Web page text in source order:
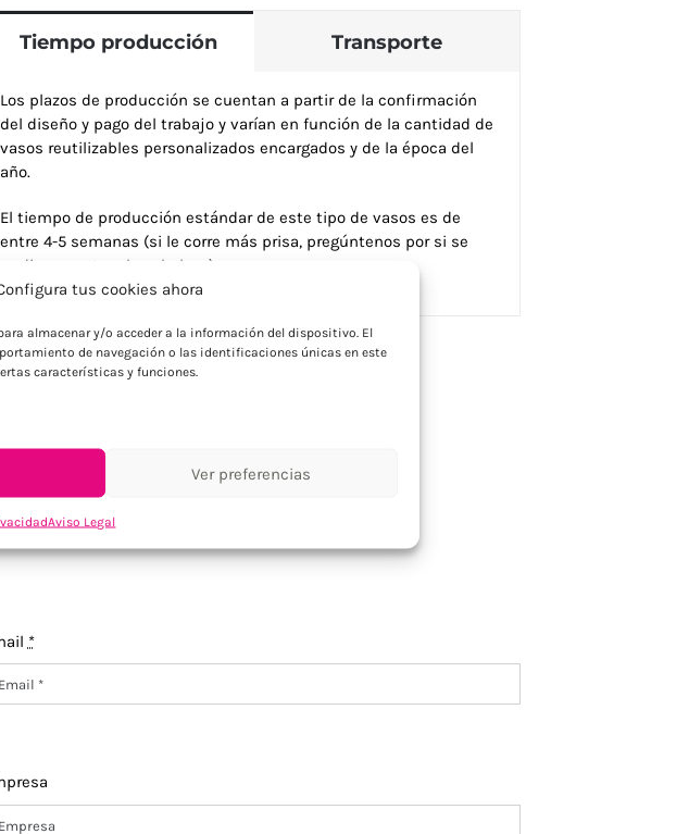
tus cookies ahora
almacenar y/o acceder a la información del dispositivo. El
de navegación o las identificaciones únicas en este
características y funciones.
Ver preferencias
Aviso Legal
Tiempo producción Transporte
Los plazos de producción se cuentan a partir de la confirmación
del diseño y pago del trabajo y varían en función de la cantidad de
vasos reutilizables personalizados encargados y de la época del
año.
El tiempo de producción estándar de este tipo de vasos es de
entre 4-5 semanas (si le corre más prisa, pregúntenos por si se
pudiera acortar algo el plazo)
fabricar y en que materiales y
*